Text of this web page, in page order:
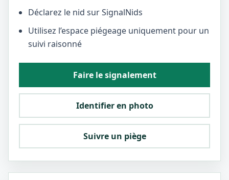
Déclarez le nid sur SignalNids
Utilisez l’espace piégeage uniquement pour un
suivi raisonné
Faire le signalement
Identifier en photo
Suivre un piège